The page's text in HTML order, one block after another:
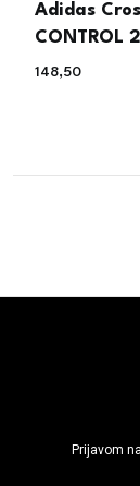
Adidas
CONTROL
148,50
Prijavom